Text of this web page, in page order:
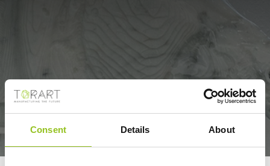
Consent Details About